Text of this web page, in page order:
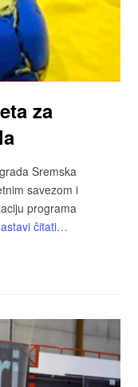
za
Sremska
savezom i
programa
čitati…